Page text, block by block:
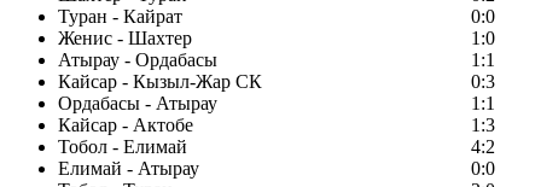
Туран - Кайрат
0:0
Женис - Шахтер
1:0
Атырау - Ордабасы
1:1
Кайсар - Кызыл-Жар СК
0:3
Ордабасы - Атырау
1:1
Кайсар - Актобе
1:3
Тобол - Елимай
4:2
Елимай - Атырау
0:0